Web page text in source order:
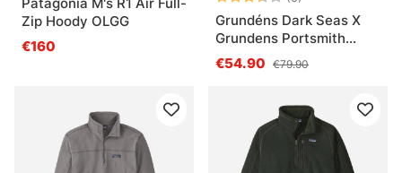
Zip Hoody OLGG
€160
Grundéns Dark Seas X
Grundens Portsmith
Hoodie Athletic Heather
€54.90 €79.90